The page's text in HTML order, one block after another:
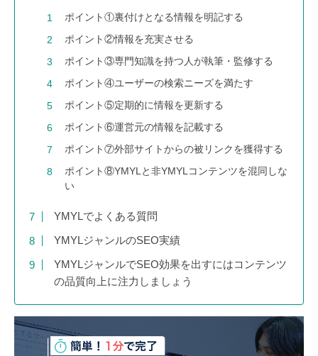
ポイント①裏付けとなる情報を明記する
ポイント②情報を充実させる
ポイント③専門知識を持つ人が執筆・監修する
ポイント④ユーザーの検索ニーズを満たす
ポイント⑤定期的に情報を更新する
ポイント⑥運営元の情報を記載する
ポイント⑦外部サイトからの被リンクを獲得する
ポイント⑧YMYLと非YMYLコンテンツを混同しな
い
YMYLでよくある質問
YMYLジャンルのSEO実績
YMYLジャンルでSEO効果を出すにはコンテンツ
の品質向上に注力しましょう